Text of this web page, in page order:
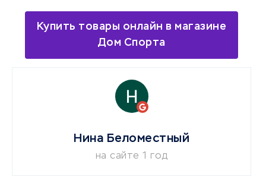
Купить товары онлайн в магазине
Дом Спорта
Нина Беломестный
на сайте 1 год